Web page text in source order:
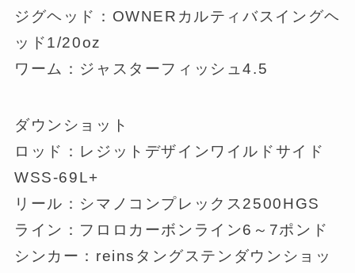
ジグヘッド：OWNERカルティバスイングヘ
ッド1/20oz
ワーム：ジャスターフィッシュ4.5
ダウンショット
ロッド：レジットデザインワイルドサイド
WSS-69L+
リール：シマノコンプレックス2500HGS
ライン：フロロカーボンライン6～7ポンド
シンカー：reinsタングステンダウンショッ